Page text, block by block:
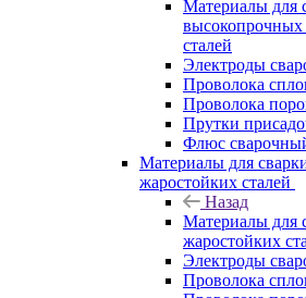
Материалы для
высокопрочных
сталей
Электроды
Проволока
Проволока
Прутки
Флюс
Материалы для
жаростойких сталей
Назад
Материалы для
жаростойких
Электроды
Проволока